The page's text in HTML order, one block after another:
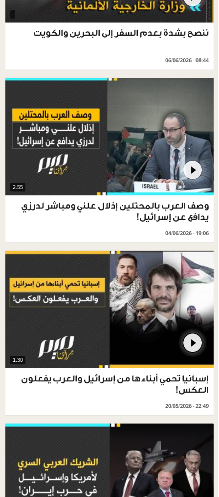
ننصح بشدة بعدم السفر إلى البحرين والكويت
06/06/2026 - 08:44
2.55
وصف العرب بالمحتلين إذلال علني ومباشر لدرزي
يدافع عن إسرائيل!
04/06/2026 - 19:06
1.30
إسبانيا تحمي أبناءها من إسرائيل والعرب يفعلون
العكس!
20/05/2026 - 22:49